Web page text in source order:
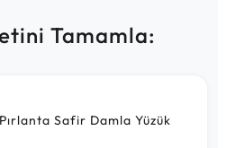
Tamamla:
Pırlanta Safir Damla Yüzük